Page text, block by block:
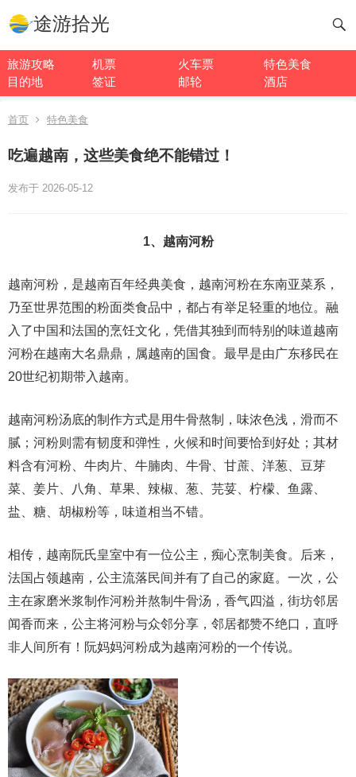
途游拾光
旅游攻略 机票 火车票
特色美食
目的地
签证 邮轮 酒店
首页 特色美食
吃遍越南，这些美食绝不能错过！
发布于 2026-05-12
1、越南河粉
越南河粉，是越南百年经典美食，越南河粉在东南亚菜系，
乃至世界范围的粉面类食品中，都占有举足轻重的地位。融
入了中国和法国的烹饪文化，凭借其独到而特别的味道越南
河粉在越南大名鼎鼎，属越南的国食。最早是由广东移民在
20世纪初期带入越南。
越南河粉汤底的制作方式是用牛骨熬制，味浓色浅，滑而不
腻；河粉则需有韧度和弹性，火候和时间要恰到好处；其材
料含有河粉、牛肉片、牛腩肉、牛骨、甘蔗、洋葱、豆芽
菜、姜片、八角、草果、辣椒、葱、芫荽、柠檬、鱼露、
盐、糖、胡椒粉等，味道相当不错。
相传，越南阮氏皇室中有一位公主，痴心烹制美食。后来，
法国占领越南，公主流落民间并有了自己的家庭。一次，公
主在家磨米浆制作河粉并熬制牛骨汤，香气四溢，街坊邻居
闻香而来，公主将河粉与众邻分享，邻居都赞不绝口，直呼
非人间所有！阮妈妈河粉成为越南河粉的一个传说。